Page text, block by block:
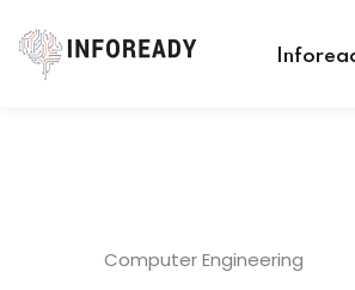
Computer Engineering